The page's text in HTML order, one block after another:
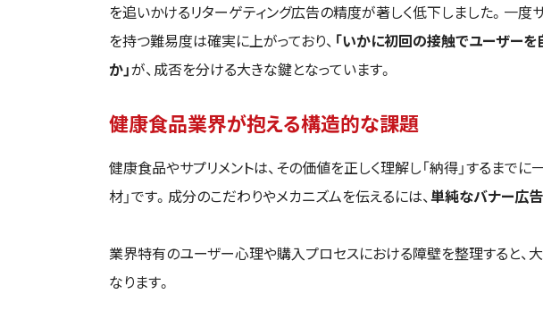
を追いかけるリターゲティング広告の精度が著しく低下しました。一
を持つ難易度は確実に上がっており、 「いかに初回の接触でユーザー
か」が、成否を分ける大きな鍵となっています。
健康食品業界が抱える構造的な課題
健康食品やサプリメントは、その価値を正しく理解し「納得」するまで
材」です。成分のこだわりやメカニズムを伝えるには、単純なバナー広
業界特有のユーザー心理や購入プロセスにおける障壁を整理すると、
なります。